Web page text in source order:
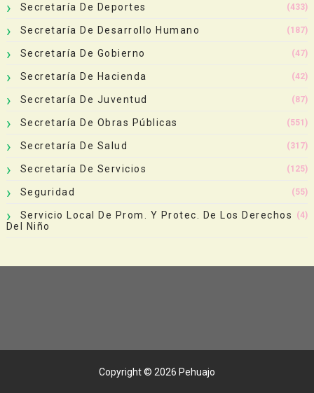
Secretaría De Deportes (433)
Secretaría De Desarrollo Humano (187)
Secretaría De Gobierno (47)
Secretaría De Hacienda (42)
Secretaría De Juventud (87)
Secretaría De Obras Públicas (551)
Secretaría De Salud (317)
Secretaría De Servicios (125)
Seguridad (55)
Servicio Local De Prom. Y Protec. De Los Derechos
Del Niño
(4)
Copyright © 2026 Pehuajo